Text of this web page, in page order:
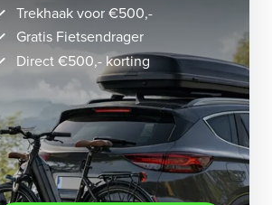
18"
volledig digitaal
LED koplampen
lichtmetalen
Trekhaak voor €500,-
Gratis Fietsendrager
Direct €500,- korting